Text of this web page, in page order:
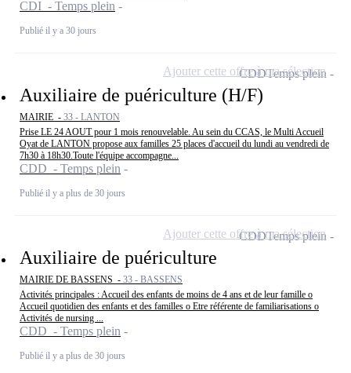
CDI - Temps plein
Publié il y a 30 jours
Auxiliaire de puériculture (H/F)
MAIRIE - 33 - LANTON
Prise LE 24 AOUT pour 1 mois renouvelable. Au sein du CCAS, le Multi Accueil
Oyat de LANTON propose aux familles 25 places d'accueil du lundi au vendredi de
7h30 à 18h30.Toute l'équipe accompagne...
CDD - Temps plein
Publié il y a plus de 30 jours
CDDTemps plein
Ajouter cette offre à ma sélection
Auxiliaire de puériculture
MAIRIE DE BASSENS - 33 - BASSENS
Activités principales : Accueil des enfants de moins de 4 ans et de leur famille o
Accueil quotidien des enfants et des familles o Etre référente de familiarisations o
Activités de nursing ...
CDD - Temps plein
Publié il y a plus de 30 jours
CDDTemps plein
Ajouter cette offre à ma sélection